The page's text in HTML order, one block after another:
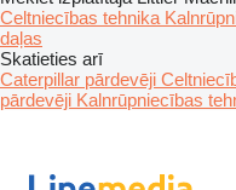
Celtniecības tehnika
daļas
Skatieties arī
Caterpillar pārdevēji
pārdevēji Kalnrūpniecības